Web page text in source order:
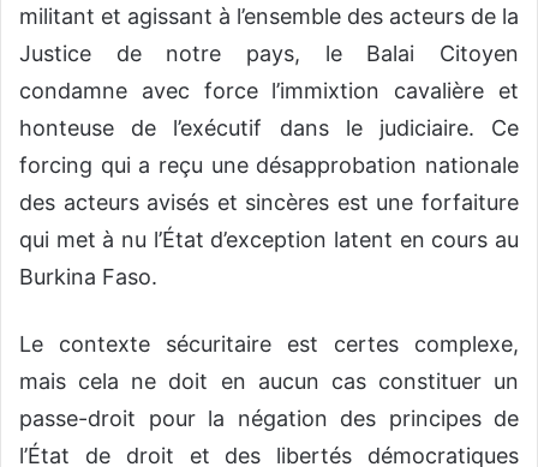
militant et agissant à l’ensemble des acteurs de la
Justice de notre pays, le Balai Citoyen
condamne
avec force l’immixtion cavalière et
honteuse de l’exécutif dans le judiciaire. Ce
forcing qui a reçu une désapprobation nationale
des acteurs avisés et sincères est une forfaiture
qui met à nu l’État d’exception latent en cours au
Burkina Faso.
Le contexte sécuritaire est certes complexe,
mais cela ne doit en aucun cas constituer un
passe-droit pour la négation des principes de
l’État de droit et des libertés démocratiques